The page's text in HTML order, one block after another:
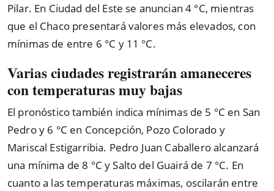
Pilar. En Ciudad del Este se anuncian 4 °C, mientras
que el Chaco presentará valores más elevados, con
mínimas de entre 6 °C y 11 °C.
Varias ciudades registrarán amaneceres
con temperaturas muy bajas
El pronóstico también indica mínimas de 5 °C en San
Pedro y 6 °C en Concepción, Pozo Colorado y
Mariscal Estigarribia. Pedro Juan Caballero alcanzará
una mínima de 8 °C y Salto del Guairá de 7 °C. En
cuanto a las temperaturas máximas, oscilarán entre